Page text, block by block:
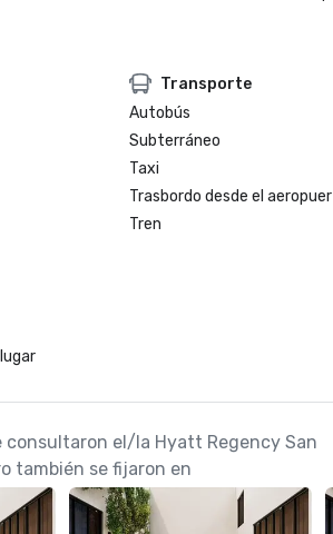
Transporte
Autobús
Subterráneo
Taxi
Trasbordo desde el
Tren
consultaron el/la Hyatt Regency San
también se fijaron en